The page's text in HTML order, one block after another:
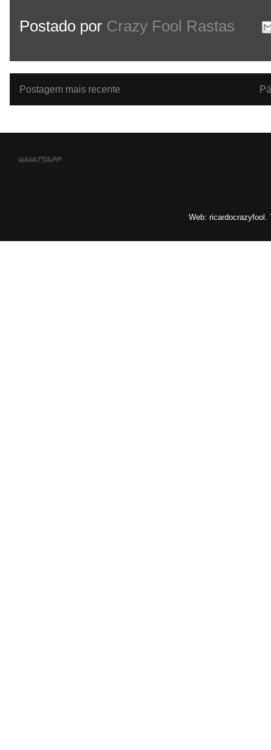
Postado por Crazy Fool Rastas
Postagem mais recente
whatsapp
Web: